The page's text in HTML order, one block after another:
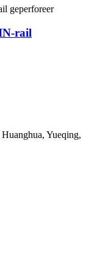
rail
Yueqing,